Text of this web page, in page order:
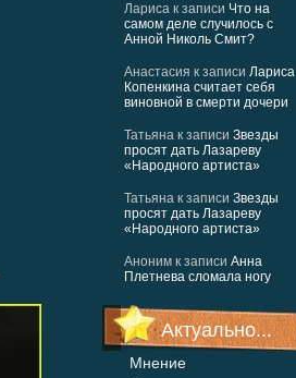
Лариса к записи Что на
самом деле случилось с
Анной Николь Смит?
Анастасия к записи Лариса
Копенкина считает себя
виновной в смерти дочери
Татьяна к записи Звезды
просят дать Лазареву
«Народного артиста»
Татьяна к записи Звезды
просят дать Лазареву
«Народного артиста»
Аноним к записи Анна
Плетнева сломала ногу
Актуально...
Мнение